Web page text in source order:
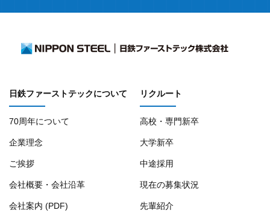
日鉄ファーストテックについて
70周年について
企業理念
ご挨拶
会社概要・会社沿革
会社案内 (PDF)
リクルート
高校・専門新卒
大学新卒
中途採用
現在の募集状況
先輩紹介